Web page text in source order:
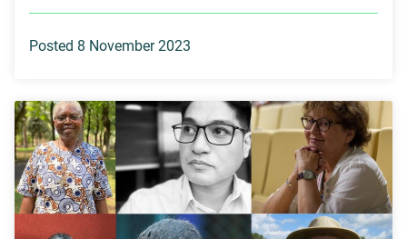
Posted 8 November 2023